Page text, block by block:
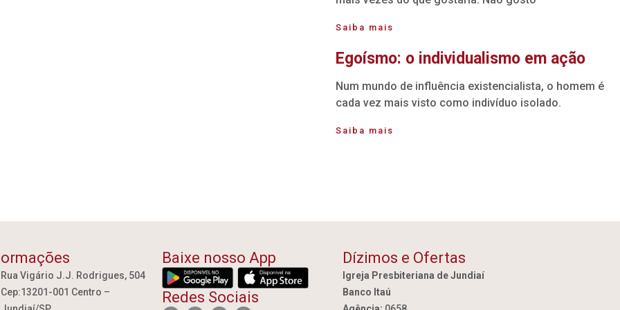
Saiba mais
Egoísmo: o individualismo em ação
Num mundo de influência existencialista, o homem é
cada vez mais visto como indivíduo isolado.
Saiba mais
Rua Vigário J.J. Rodrigues, 504
Cep:13201-001 Centro –
Baixe nosso App
Redes Sociais
Dízimos e Ofertas
Igreja Presbiteriana de Jundiaí
Banco Itaú